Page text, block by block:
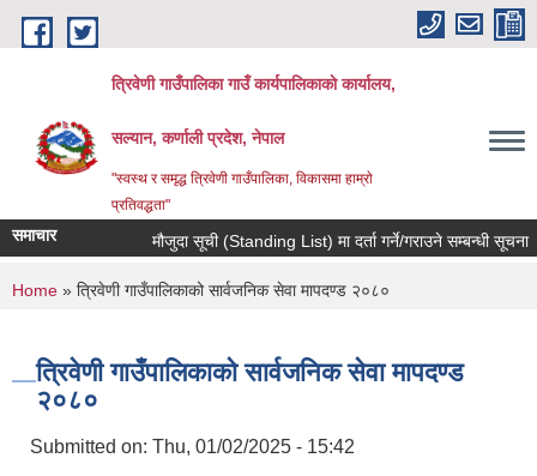
Skip to main content
त्रिवेणी गाउँपालिका गाउँ कार्यपालिकाकाे कार्यालय,
सल्यान, कर्णाली प्रदेश, नेपाल
"स्वस्थ र समृद्ध त्रिवेणी गाउँपालिका, विकासमा हाम्राे
प्रतिवद्धता"
समाचार मौजुदा सूची (Standing List) मा दर्ता गर्ने/गराउने सम्बन्धी सूचना
You are here
Home » त्रिवेणी गाउँपालिकाको सार्वजनिक सेवा मापदण्ड २०८०
त्रिवेणी गाउँपालिकाको सार्वजनिक सेवा मापदण्ड
२०८०
Submitted on: Thu, 01/02/2025 - 15:42